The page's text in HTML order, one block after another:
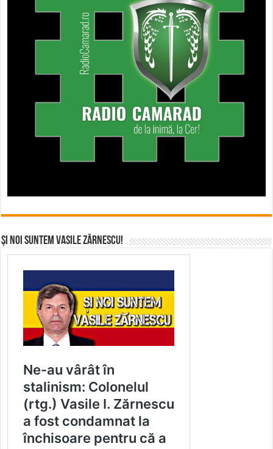
Și noi suntem Vasile Zărnescu!